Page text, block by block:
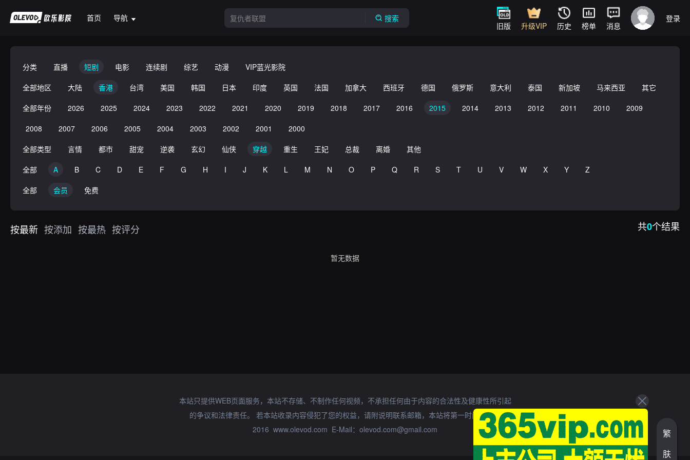
首页 导航 搜索
旧版 升级VIP 历史 榜单 消息
登录
分类 直播 短剧 电影 连续剧 综艺 动漫
VIP蓝光影院
全部地区
大陆 香港 台湾 美国 韩国 日本 印度 英国 法国 加拿大 西班牙 德国 俄罗斯 意大利 泰国 新加坡 马来西亚
其它
全部年份
2026 2025 2024 2023 2022 2021 2020 2019 2018 2017 2016 2015 2014 2013 2012 2011 2010
2009
2008
2007 2006 2005 2004 2003 2002 2001
2000
全部类型
言情 都市 甜宠 逆袭 玄幻 仙侠 穿越 重生 王妃 总裁 离婚
其他
全部
A B C D E F G H I J K L M N O P Q R S T U V W X Y
Z
全部
会员 免费
按最新 按添加 按最热 按评分 共0个结果
暂无数据
本站只提供WEB页面服务，本站不存储、不制作任何视频，不承担任何由于内容的合法性及健康性所引起
的争议和法律责任。 若本站收录内容侵犯了您的权益，请附说明联系邮箱，本站将第一时间处理。
2016 www.olevod.com E-Mail：olevod.com@gmail.com
繁
肤